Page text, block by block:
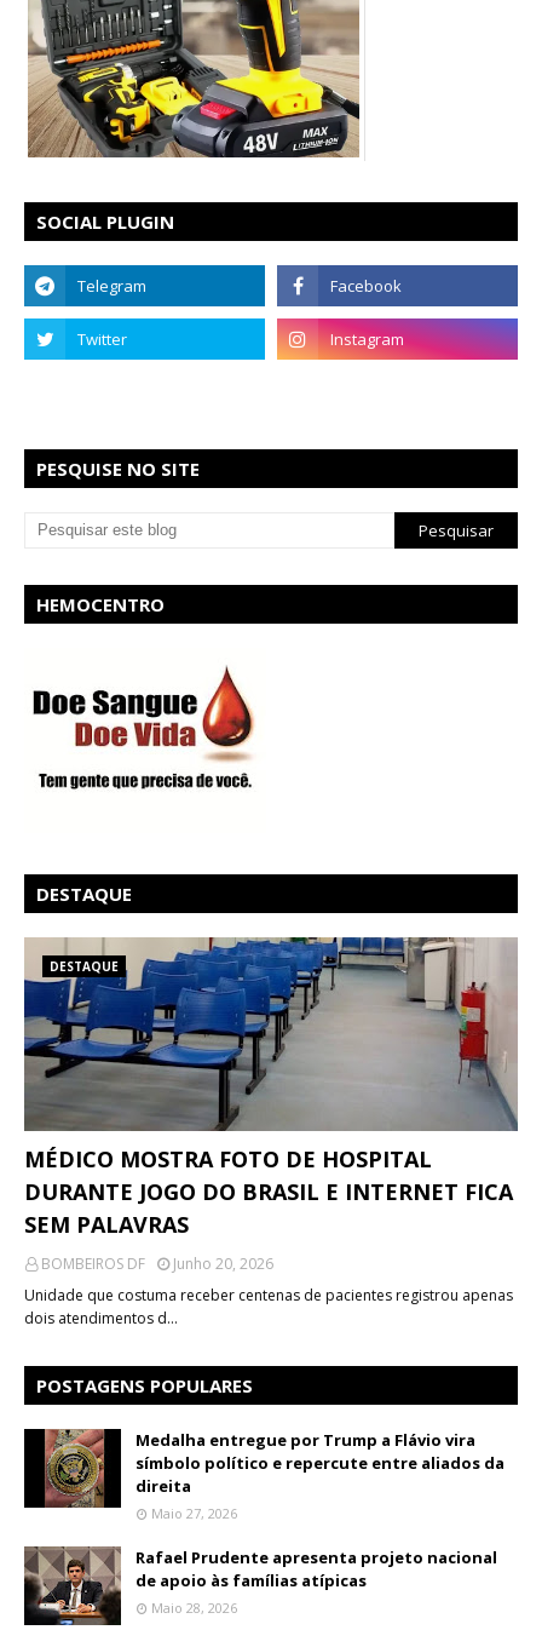
SOCIAL PLUGIN
PESQUISE NO SITE
HEMOCENTRO
DESTAQUE
DESTAQUE
MÉDICO MOSTRA FOTO DE HOSPITAL
DURANTE JOGO DO BRASIL E INTERNET FICA
SEM PALAVRAS
BOMBEIROS DF
Junho 20, 2026
Unidade que costuma receber centenas de pacientes registrou apenas
dois atendimentos d…
POSTAGENS POPULARES
Medalha entregue por Trump a Flávio vira
símbolo político e repercute entre aliados da
direita
Maio 27, 2026
Rafael Prudente apresenta projeto nacional
de apoio às famílias atípicas
Maio 28, 2026